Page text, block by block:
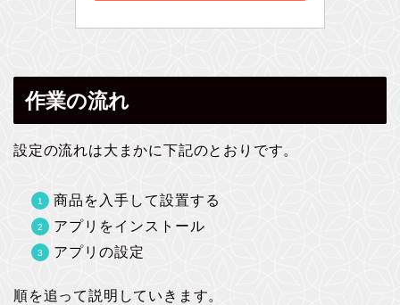
作業の流れ
設定の流れは大まかに下記のとおりです。
商品を入手して設置する
アプリをインストール
アプリの設定
順を追って説明していきます。